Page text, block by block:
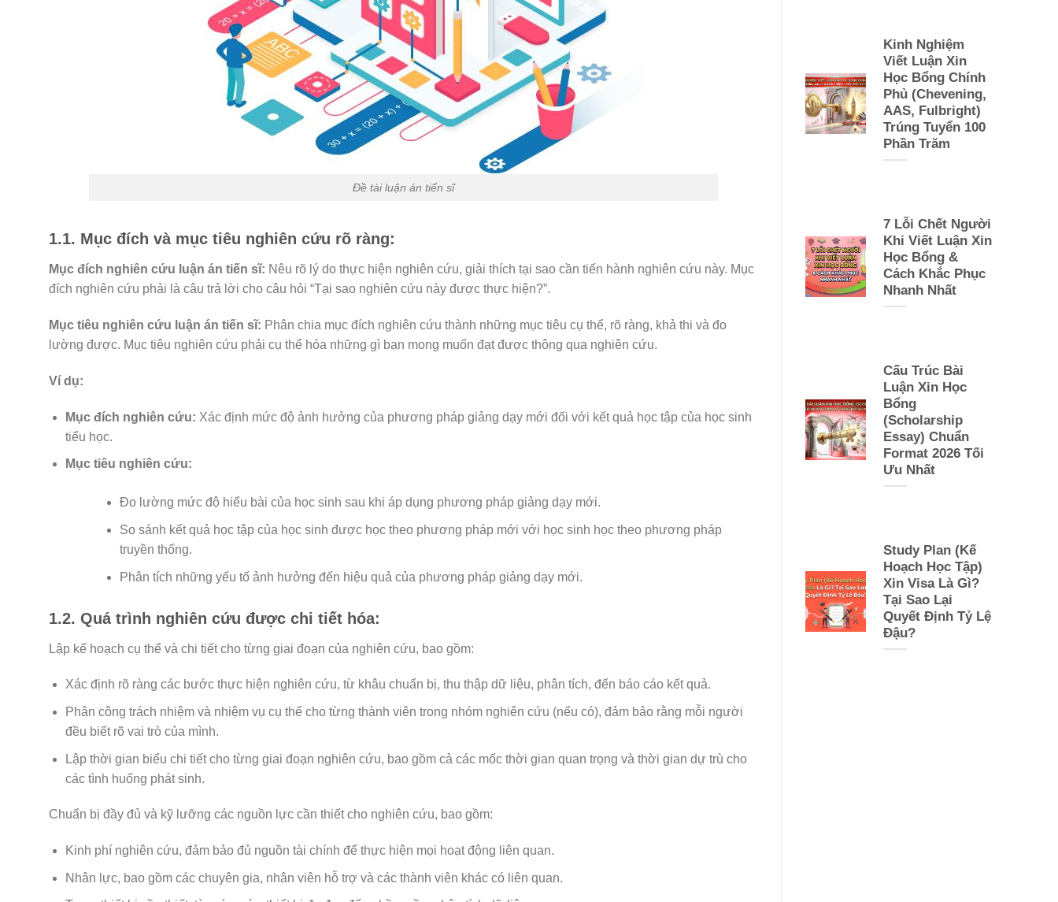
Đề tài luận án tiến sĩ
1.1. Mục đích và mục tiêu nghiên cứu rõ ràng:
Mục đích nghiên cứu luận án tiến sĩ: Nêu rõ lý do thực hiện nghiên cứu, giải thích tại sao cần tiến hành nghiên cứu này. Mục
đích nghiên cứu phải là câu trả lời cho câu hỏi “Tại sao nghiên cứu này được thực hiện?”.
Mục tiêu nghiên cứu luận án tiến sĩ: Phân chia mục đích nghiên cứu thành những mục tiêu cụ thể, rõ ràng, khả thi và đo
lường được. Mục tiêu nghiên cứu phải cụ thể hóa những gì bạn mong muốn đạt được thông qua nghiên cứu.
Ví dụ:
Mục đích nghiên cứu: Xác định mức độ ảnh hưởng của phương pháp giảng dạy mới đối với kết quả học tập của học sinh
tiểu học.
Mục tiêu nghiên cứu:
Đo lường mức độ hiểu bài của học sinh sau khi áp dụng phương pháp giảng dạy mới.
So sánh kết quả học tập của học sinh được học theo phương pháp mới với học sinh học theo phương pháp
truyền thống.
Phân tích những yếu tố ảnh hưởng đến hiệu quả của phương pháp giảng dạy mới.
1.2. Quá trình nghiên cứu được chi tiết hóa:
Lập kế hoạch cụ thể và chi tiết cho từng giai đoạn của nghiên cứu, bao gồm:
Xác định rõ ràng các bước thực hiện nghiên cứu, từ khâu chuẩn bị, thu thập dữ liệu, phân tích, đến báo cáo kết quả.
Phân công trách nhiệm và nhiệm vụ cụ thể cho từng thành viên trong nhóm nghiên cứu (nếu có), đảm bảo rằng mỗi người
đều biết rõ vai trò của mình.
Lập thời gian biểu chi tiết cho từng giai đoạn nghiên cứu, bao gồm cả các mốc thời gian quan trọng và thời gian dự trù cho
các tình huống phát sinh.
Chuẩn bị đầy đủ và kỹ lưỡng các nguồn lực cần thiết cho nghiên cứu, bao gồm:
Kinh phí nghiên cứu, đảm bảo đủ nguồn tài chính để thực hiện mọi hoạt động liên quan.
Nhân lực, bao gồm các chuyên gia, nhân viên hỗ trợ và các thành viên khác có liên quan.
Kinh Nghiệm
Viết Luận Xin
Học Bổng Chính
Phủ (Chevening,
AAS, Fulbright)
Trúng Tuyển 100
Phần Trăm
7 Lỗi Chết Người
Khi Viết Luận Xin
Học Bổng &
Cách Khắc Phục
Nhanh Nhất
Cấu Trúc Bài
Luận Xin Học
Bổng
(Scholarship
Essay) Chuẩn
Format 2026 Tối
Ưu Nhất
Study Plan (Kế
Hoạch Học Tập)
Xin Visa Là Gì?
Tại Sao Lại
Quyết Định Tỷ Lệ
Đậu?